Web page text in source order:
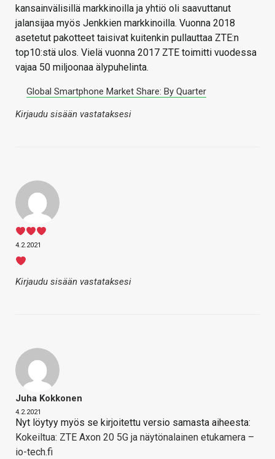
kansainvälisillä markkinoilla ja yhtiö oli saavuttanut
jalansijaa myös Jenkkien markkinoilla. Vuonna 2018
asetetut pakotteet taisivat kuitenkin pullauttaa ZTE:n
top10:stä ulos. Vielä vuonna 2017 ZTE toimitti vuodessa
vajaa 50 miljoonaa älypuhelinta.
Global Smartphone Market Share: By Quarter
Kirjaudu sisään vastataksesi
4.2.2021
Kirjaudu sisään vastataksesi
Juha Kokkonen
4.2.2021
Nyt löytyy myös se kirjoitettu versio samasta aiheesta:
Kokeiltua: ZTE Axon 20 5G ja näytönalainen etukamera –
io-tech.fi